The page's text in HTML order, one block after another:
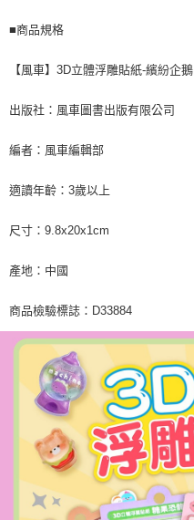
■商品規格
【風車】3D立體浮雕貼紙-繽紛企鵝
出版社：風車圖書出版有限公司
編者：風車編輯部
適讀年齡：3歲以上
尺寸：9.8x20x1cm
產地：中國
商品檢驗標誌：D33884